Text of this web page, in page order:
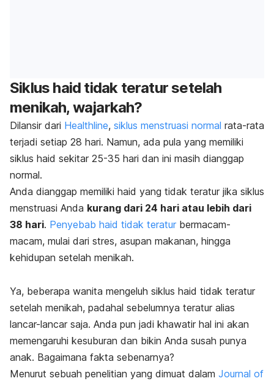
Siklus haid tidak teratur setelah
menikah, wajarkah?
Dilansir dari Healthline, siklus menstruasi normal rata-rata
terjadi setiap 28 hari. Namun, ada pula yang memiliki
siklus haid sekitar 25-35 hari dan ini masih dianggap
normal.
Anda dianggap memiliki haid yang tidak teratur jika siklus
menstruasi Anda kurang dari 24 hari atau lebih dari
38 hari. Penyebab haid tidak teratur bermacam-
macam, mulai dari stres, asupan makanan, hingga
kehidupan setelah menikah.
Ya, beberapa wanita mengeluh siklus haid tidak teratur
setelah menikah, padahal sebelumnya teratur alias
lancar-lancar saja. Anda pun jadi khawatir hal ini akan
memengaruhi kesuburan dan bikin Anda susah punya
anak. Bagaimana fakta sebenarnya?
Menurut sebuah penelitian yang dimuat dalam Journal of